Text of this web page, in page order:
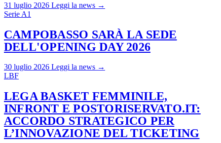
31 luglio 2026 Leggi la news →
Serie A1
CAMPOBASSO SARÀ LA SEDE
DELL'OPENING DAY 2026
30 luglio 2026 Leggi la news →
LBF
LEGA BASKET FEMMINILE,
INFRONT E POSTORISERVATO.IT:
ACCORDO STRATEGICO PER
L’INNOVAZIONE DEL TICKETING